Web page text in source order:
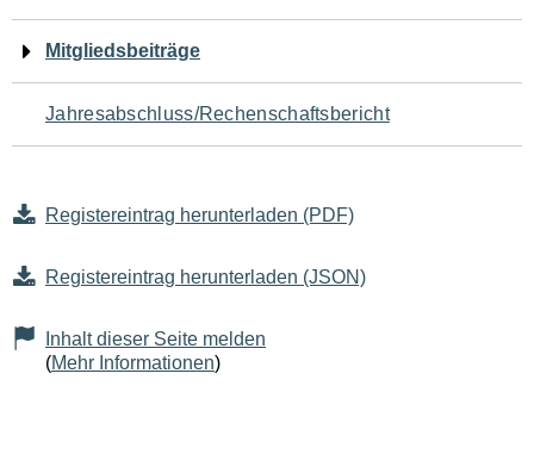
Mitgliedsbeiträge
Jahresabschluss/Rechenschaftsbericht
Registereintrag herunterladen (PDF)
Registereintrag herunterladen (JSON)
Inhalt dieser Seite melden
(Mehr Informationen)